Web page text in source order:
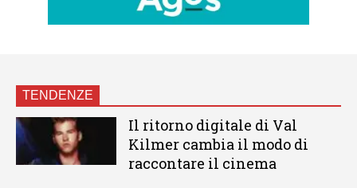
TENDENZE
Il ritorno digitale di Val
Kilmer cambia il modo di
raccontare il cinema